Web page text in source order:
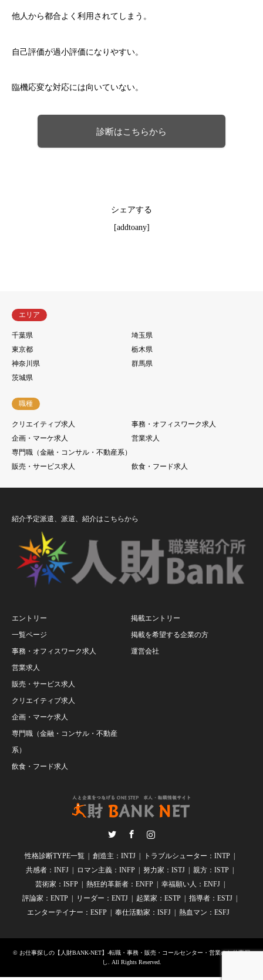
他人から都合よく利用されてしまう。
自己評価が過小評価になりやすい。
臨機応変な対応には向いていない。
診断はこちらから
シェアする
[addtoany]
エリア
千葉県
埼玉県
東京都
栃木県
神奈川県
群馬県
茨城県
職種
クリエイティブ求人
事務・オフィスワーク求人
企画・マーケ求人
営業求人
専門職（金融・コンサル・不動産系）
販売・サービス求人
飲食・フード求人
紹介予定派遣、派遣、紹介はこちらから
エントリー
一覧ページ
事務・オフィスワーク求人
営業求人
販売・サービス求人
クリエイティブ求人
企画・マーケ求人
専門職（金融・コンサル・不動産
系）
飲食・フード求人
掲載エントリー
掲載を希望する企業の方
運営会社
性格診断TYPE一覧 創造主：INTJ
トラブルシューター：INTP
共感者：INFJ
ロマン主義：INFP 努力家：ISTJ
親方：ISTP
芸術家：ISFP
熱狂的革新者：ENFP
幸福願い人：ENFJ
評論家：ENTP
リーダー：ENTJ 起業家：ESTP
指導者：ESTJ
エンターテイナー：ESFP
奉仕活動家：ISFJ 熱血マン：ESFJ
© お仕事探しの【人財BANK-NET】-転職・事務・販売・コールセンター・営業のお仕事探
し
. All Rights Reserved.